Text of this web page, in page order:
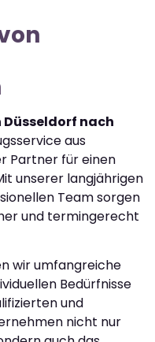
Düsseldorf nach
aus
Partner für einen
unserer langjährigen
Team sorgen
und termingerecht
wir umfangreiche
Bedürfnisse
und
nicht nur